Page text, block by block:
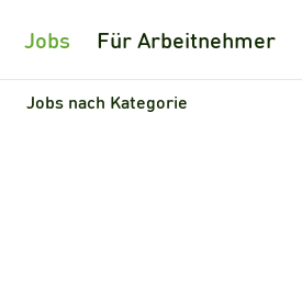
Jobs Für Arbeitnehmer
Jobs nach Kategorie